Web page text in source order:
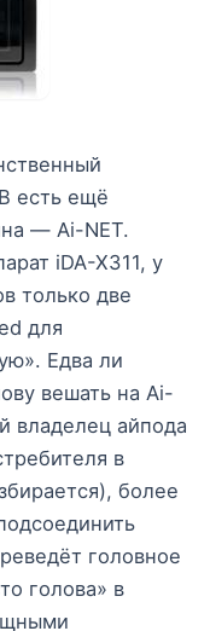
есть ещё
— Ai-NET.
iDA-X311, у
только две
для
Едва ли
вешать на Ai-
владелец айпода
в
более
головное
голова» в